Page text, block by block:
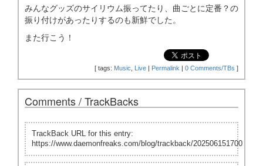
みんなグッズのサイリウム振ってたり、曲ごとに定番？の
振り付けがあったりするのも新鮮でした。
また行こう！
[ tags: Music Live | Permalink | 0 Comments/TBs ]
Comments / TrackBacks
TrackBack URL for this entry:
https://www.daemonfreaks.com/blog/trackback/202506151700